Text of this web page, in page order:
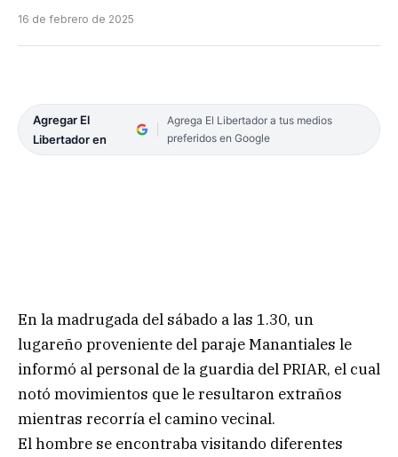
16 de febrero de 2025
Agregar El
Libertador en
Agrega El Libertador a tus medios
preferidos en Google
En la madrugada del sábado a las 1.30, un
lugareño proveniente del paraje Manantiales le
informó al personal de la guardia del PRIAR, el cual
notó movimientos que le resultaron extraños
mientras recorría el camino vecinal.
El hombre se encontraba visitando diferentes